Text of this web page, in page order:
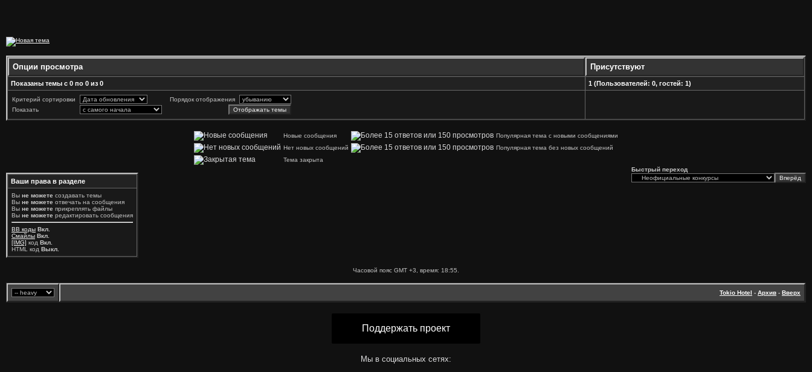
Опции просмотра Присутствуют
Показаны темы с 0 по 0 из 0 1 (Пользователей: 0, гостей: 1)
Критерий сортировки
Порядок отображения
Показать
Новые сообщения
Популярная тема с новыми сообщениями
Нет новых сообщений
Популярная тема без новых сообщений
Тема закрыта
Ваши права в разделе
Вы не можете создавать темы
Вы не можете отвечать на сообщения
Вы не можете прикреплять файлы
Вы не можете редактировать сообщения
BB коды Вкл.
Смайлы Вкл.
[IMG] код Вкл.
HTML код Выкл.
Быстрый переход
Часовой пояс GMT +3, время: 18:55
Tokio Hotel - Архив - Вверх
Поддержать проект
Мы в социальных сетях: